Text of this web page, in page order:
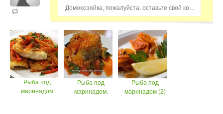
Домохозяйка, пожалуйста, оставьте свой комментарий...
Рыба под
маринадом
Рыба под
маринадом.
Рыба под
маринадом (2)